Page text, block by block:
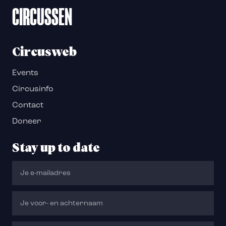
CIRCUSSEN
Circusweb
Events
Circusinfo
Contact
Doneer
Stay up to date